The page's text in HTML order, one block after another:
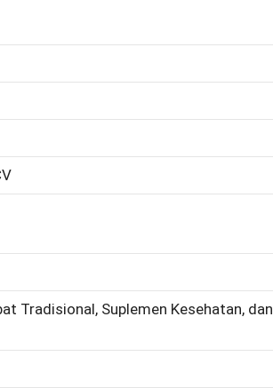
Tradisional, Suplemen Kesehatan, dan